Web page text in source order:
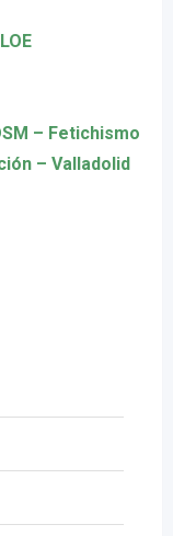
– Fetichismo
– Valladolid